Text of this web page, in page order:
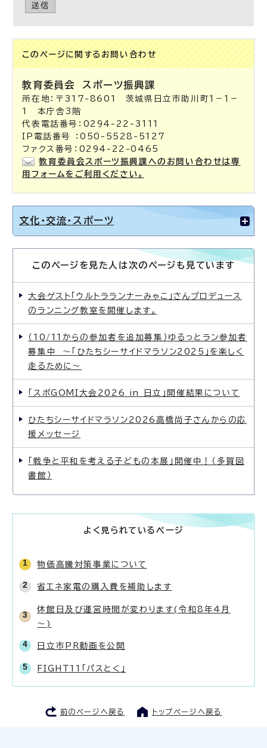
送信
このページに関する お問い合わせ
教育委員会 スポーツ振興課
所在地：〒317-8601 茨城県日立市助川町1－1－
1 本庁舎3階
代表電話番号：0294-22-3111
IP電話番号 ：050-5528-5127
ファクス番号：0294-22-0465
教育委員会スポーツ振興課へのお問い合わせは専
用フォームをご利用ください。
文化・交流・スポーツ
このページを見た人は次のページも見ています
大会ゲスト「ウルトラランナーみゃこ」さんプロデュース
のランニング教室を開催します。
（10/11からの参加者を追加募集）ゆるっとラン参加者
募集中 〜「ひたちシーサイドマラソン2025」を楽しく
走るために〜
「スポGOMI大会2026 in 日立」開催結果について
ひたちシーサイドマラソン2026高橋尚子さんからの応
援メッセージ
「戦争と平和を考える子どもの本展」開催中！（多賀図
書館）
よく見られているページ
物価高騰対策事業について
省エネ家電の購入費を補助します
休館日及び運営時間が変わります(令和8年4月
～)
日立市PR動画を公開
FIGHT11「パスとく」
前のページへ戻る トップページへ戻る